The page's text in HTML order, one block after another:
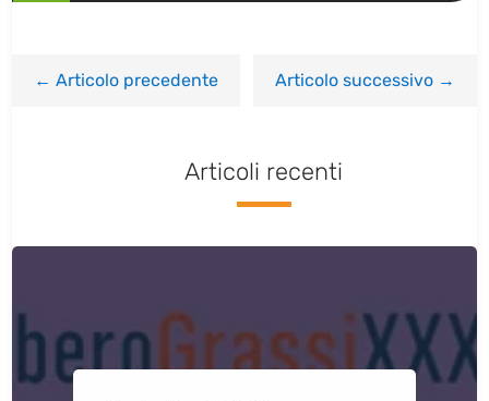
←Articolo precedente Articolo successivo→
Articoli recenti